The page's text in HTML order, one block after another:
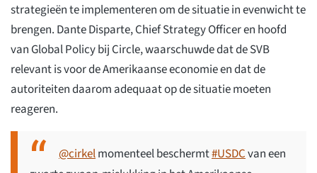
strategieën te implementeren om de situatie in evenwicht te
brengen. Dante Disparte, Chief Strategy Officer en hoofd
van Global Policy bij Circle, waarschuwde dat de SVB
relevant is voor de Amerikaanse economie en dat de
autoriteiten daarom adequaat op de situatie moeten
reageren.
@cirkelmomenteel beschermt#USDCvan een